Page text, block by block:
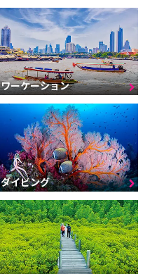
ワーケーション
ダイビング